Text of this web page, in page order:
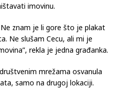
imovinu.
znam je li gore što je plakat
Ne slušam Cecu, ali mi je
rekla je jedna građanka.
mrežama osvanula
samo na drugoj lokaciji.